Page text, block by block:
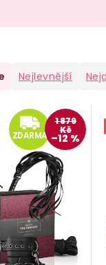
Nejlevnější
ZDARMA
1 879
Kč
–12 %